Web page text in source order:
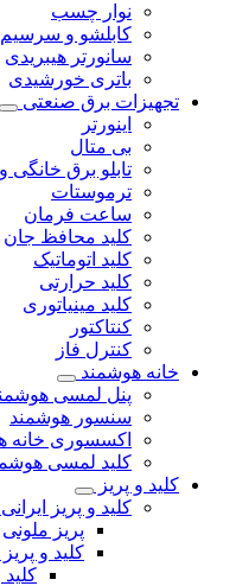
نوار چسب
کابلشو و سرسیم
سانورتر هیبریدی
باتری خورشیدی
تجهیزات برق صنعتی
اینورتر
بی متال
تابلو برق خانگی
ترموستات
ساعت فرمان
کلید محافظ جان
کلید اتوماتیک
کلید حرارتی
کلید مینیاتوری
کنتاکتور
کنترل فاز
خانه هوشمند
پنل لمسی
سنسور هوشمند
اکسسوری خانه
کلید لمسی
کلید و پریز
کلید و پریز ایرانی
پریز ملونی
کلید و